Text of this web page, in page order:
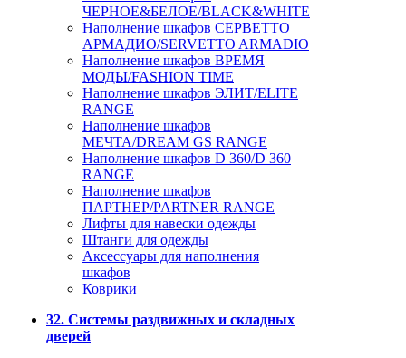
ЧЕРНОЕ&БЕЛОЕ/BLACK&WHITE
Наполнение шкафов СЕРВЕТТО
АРМАДИО/SERVETTO ARMADIO
Наполнение шкафов ВРЕМЯ
МОДЫ/FASHION TIME
Наполнение шкафов ЭЛИТ/ELITE
RANGE
Наполнение шкафов
МЕЧТА/DREAM GS RANGE
Наполнение шкафов D 360/D 360
RANGE
Наполнение шкафов
ПАРТНЕР/PARTNER RANGE
Лифты для навески одежды
Штанги для одежды
Аксессуары для наполнения
шкафов
Коврики
32. Системы раздвижных и складных
дверей